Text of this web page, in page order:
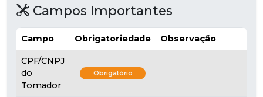
Campos Importantes
Campo Obrigatoriedade Observação
CPF/CNPJ
do
Tomador
Obrigatório